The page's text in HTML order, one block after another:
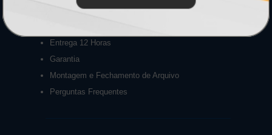
Como Comprar
Entrega 12 Horas
Garantia
Montagem e Fechamento de Arquivo
Perguntas Frequentes